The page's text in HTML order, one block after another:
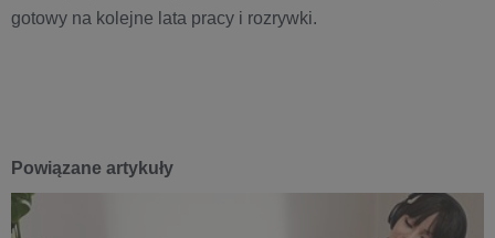
gotowy na kolejne lata pracy i rozrywki.
Powiązane artykuły